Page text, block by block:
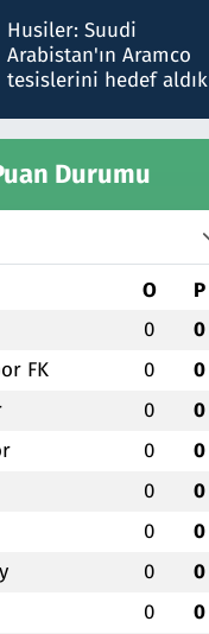
talimat verdi, ben
gönderdim
Husiler: Suudi
Arabistan'ın Aramco
tesislerini hedef aldık
Durumu
O P
0 0
FK 0 0
0 0
0 0
0 0
0 0
0 0
0 0